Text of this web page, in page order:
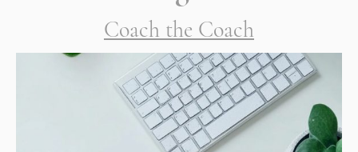
Coach the Coach